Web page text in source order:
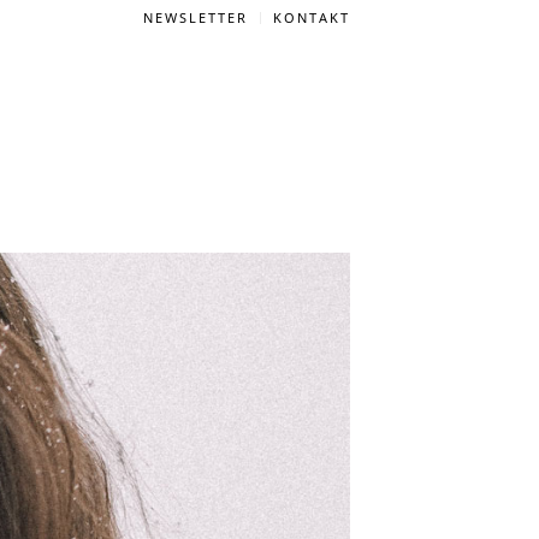
NEWSLETTER KONTAKT